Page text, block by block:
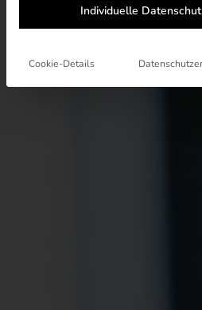
Individuelle
Cookie-Details